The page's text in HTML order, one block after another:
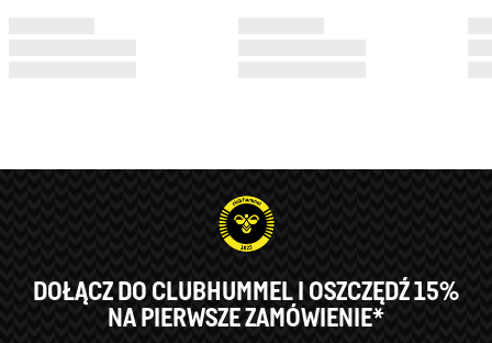
DOŁĄCZ DO CLUBHUMMEL I OSZCZĘDŹ 15%
NA PIERWSZE ZAMÓWIENIE*